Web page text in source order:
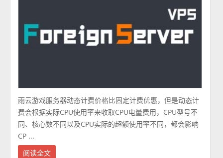
雨云游戏服务器动态计费价格比固定计费优惠，但是动态计
费会根据实际CPU使用率来收取CPU电量费用，CPU型号不
同、核心数不同以及CPU实际的超额使用率不同，都会影响
CP ...
阅读全文